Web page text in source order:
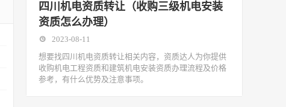
四川机电资质转让（收购三级机电安装
资质怎么办理）
2023-08-11
想要找四川机电资质转让相关内容，资质达人为你提供
收购机电工程资质和建筑机电安装资质办理流程及价格
参考，有什么优势及注意事项。